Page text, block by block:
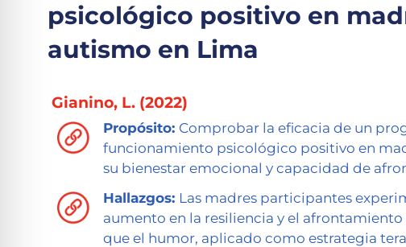
psicológico positivo en
autismo en Lima
Gianino, L. (2022)
Propósito: Comprobar la eficacia de un
funcionamiento psicológico positivo en
su bienestar emocional y capacidad de
Hallazgos: Las madres participantes
aumento en la resiliencia y el
que el humor, aplicado como estrategia